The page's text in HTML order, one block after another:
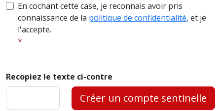
En cochant cette case, je reconnais avoir pris
connaissance de la politique de confidentialité, et je
l'accepte.
Recopiez le texte ci-contre
Créer un compte sentinelle